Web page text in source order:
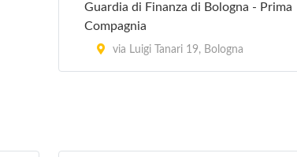
Villa Regina
Guardia di Finanza di Bologna - Prima
Compagnia
via Luigi Tanari 19, Bologna